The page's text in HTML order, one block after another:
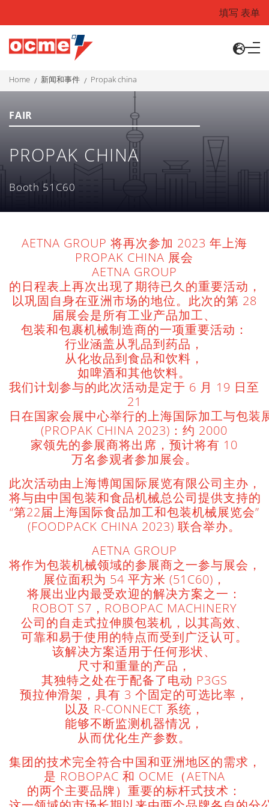
填写 表单
home 新闻和事件 propak china
FAIR
PROPAK CHINA
Booth 51C60
AETNA GROUP 将再次参加 2023 年上海
PROPAK CHINA 展会
AETNA GROUP
的日程表上再次出现了期待已久的重要活动，
以巩固自身在亚洲市场的地位。此次的第 28
届展会是所有工业产品加工、
包装和包裹机械制造商的一项重要活动：
行业涵盖从乳品到药品，
从化妆品到食品和饮料，
如啤酒和其他饮料。
我们计划参与的此次活动是定于 6 月 19 日至
21
日在国家会展中心举行的上海国际加工与包装
(PROPAK CHINA 2023)：约 2000
家领先的参展商将出席，预计将有 10
万名参观者参加展会。
此次活动由上海博闻国际展览有限公司主办，
将与由中国包装和食品机械总公司提供支持的
“第22届上海国际食品加工和包装机械展览会”
(FOODPACK CHINA 2023) 联合举办。
AETNA GROUP
将作为包装机械领域的参展商之一参与展会，
展位面积为 54 平方米 (51C60)，
将展出业内最受欢迎的解决方案之一：
ROBOT S7，ROBOPAC MACHINERY
公司的自走式拉伸膜包装机，以其高效、
可靠和易于使用的特点而受到广泛认可。
该解决方案适用于任何形状、
尺寸和重量的产品，
其独特之处在于配备了电动 P3GS
预拉伸滑架，具有 3 个固定的可选比率，
以及 R-CONNECT 系统，
能够不断监测机器情况，
从而优化生产参数。
集团的技术完全符合中国和亚洲地区的需求，
是 ROBOPAC 和 OCME（AETNA
的两个主要品牌）重要的标杆式技术：